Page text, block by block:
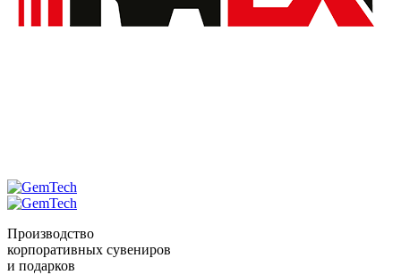
Производство
корпоративных сувениров
и подарков